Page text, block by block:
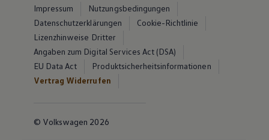
Impressum
Nutzungsbedingungen
Datenschutzerklärungen
Cookie-Richtlinie
Lizenzhinweise Dritter
Angaben zum Digital Services Act (DSA)
EU Data Act
Produktsicherheitsinformationen
Vertrag Widerrufen
© Volkswagen 2026